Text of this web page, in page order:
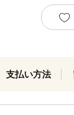
支払い方法